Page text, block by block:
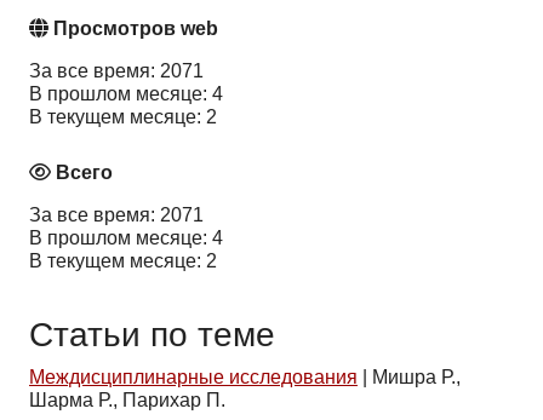
Просмотров web
За все время: 2071
В прошлом месяце: 4
В текущем месяце: 2
Всего
За все время: 2071
В прошлом месяце: 4
В текущем месяце: 2
Статьи по теме
Междисциплинарные исследования
Мишра Р.,
Шарма Р., Парихар П.